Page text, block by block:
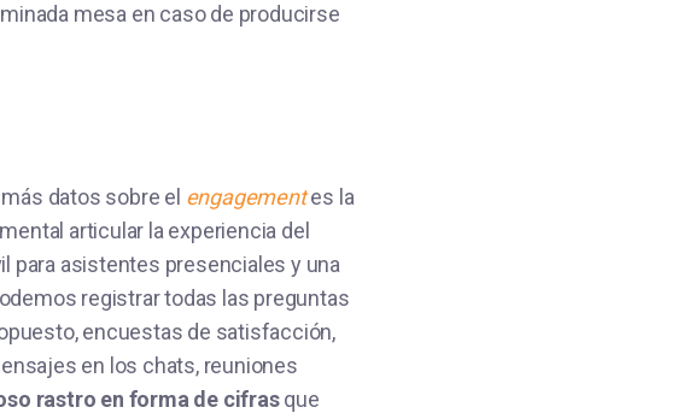
mesa en caso de producirse
datos sobre el engagementes la
articular la experiencia del
para asistentes presenciales y una
registrar todas las preguntas
encuestas de satisfacción,
en los chats, reuniones
rastro en forma de cifrasque